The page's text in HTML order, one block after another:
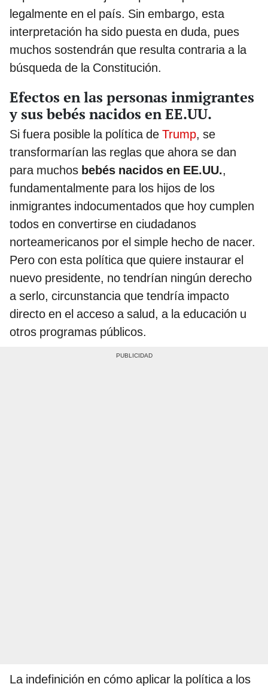
legalmente en el país. Sin embargo, esta
interpretación ha sido puesta en duda, pues
muchos sostendrán que resulta contraria a la
búsqueda de la Constitución.
Efectos en las personas inmigrantes
y sus bebés nacidos en EE.UU.
Si fuera posible la política de Trump, se
transformarían las reglas que ahora se dan
para muchos bebés nacidos en EE.UU.,
fundamentalmente para los hijos de los
inmigrantes indocumentados que hoy cumplen
todos en convertirse en ciudadanos
norteamericanos por el simple hecho de nacer.
Pero con esta política que quiere instaurar el
nuevo presidente, no tendrían ningún derecho
a serlo, circunstancia que tendría impacto
directo en el acceso a salud, a la educación u
otros programas públicos.
La indefinición en cómo aplicar la política a los